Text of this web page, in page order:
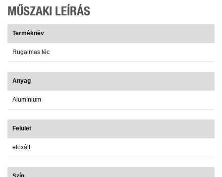
MŰSZAKI LEÍRÁS
Terméknév
Rugalmas léc
Anyag
Alumínium
Felület
eloxált